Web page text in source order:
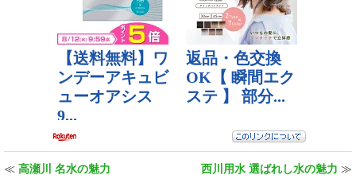
≪ 高瀬川 名水の魅力 西川用水 選ばれし水の魅力 ≫